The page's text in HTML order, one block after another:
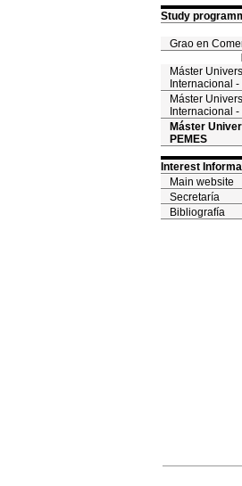
Study
Grao en
Máster
Internacional
Máster
Internacional -
Máster
PEMES
Interest
Main website
Secretaría
Bibliografía